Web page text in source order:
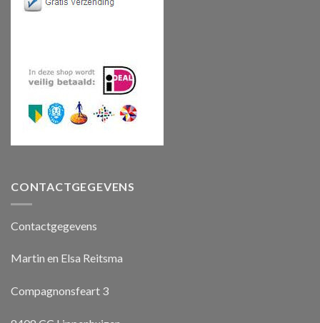
CONTACTGEGEVENS
Contactgegevens
Martin en Elsa Reitsma
Compagnonsfeart 3